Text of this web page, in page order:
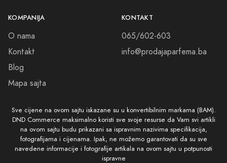
KOMPANIJA
O nama
Kontakt
Blog
Mapa sajta
KONTAKT
065/602-603
info@prodajaparfema.ba
Sve cijene na ovom sajtu iskazane su u konvertibilnim markama (BAM).
DND Commerce maksimalno koristi sve svoje resurse da Vam svi artikli
na ovom sajtu budu prikazani sa ispravnim nazivima specifikacija,
fotografijama i cijenama. Ipak, ne možemo garantovati da su sve
navedene informacije i fotografije artikala na ovom sajtu u potpunosti
ispravne